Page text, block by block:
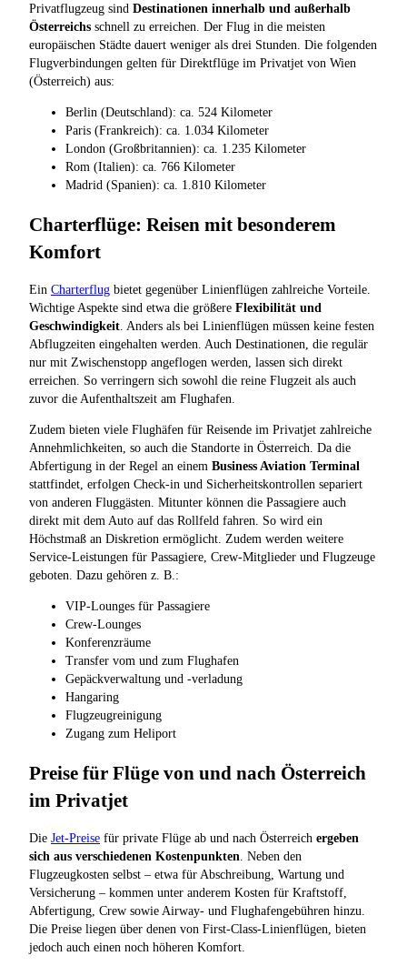
Privatflugzeug sind Destinationen innerhalb und außerhalb
Österreichs schnell zu erreichen. Der Flug in die meisten
europäischen Städte dauert weniger als drei Stunden. Die folgenden
Flugverbindungen gelten für Direktflüge im Privatjet von Wien
(Österreich) aus:
Berlin (Deutschland): ca. 524 Kilometer
Paris (Frankreich): ca. 1.034 Kilometer
London (Großbritannien): ca. 1.235 Kilometer
Rom (Italien): ca. 766 Kilometer
Madrid (Spanien): ca. 1.810 Kilometer
Charterflüge: Reisen mit besonderem
Komfort
Ein Charterflug bietet gegenüber Linienflügen zahlreiche Vorteile.
Wichtige Aspekte sind etwa die größere Flexibilität und
Geschwindigkeit. Anders als bei Linienflügen müssen keine festen
Abflugzeiten eingehalten werden. Auch Destinationen, die regulär
nur mit Zwischenstopp angeflogen werden, lassen sich direkt
erreichen. So verringern sich sowohl die reine Flugzeit als auch
zuvor die Aufenthaltszeit am Flughafen.
Zudem bieten viele Flughäfen für Reisende im Privatjet zahlreiche
Annehmlichkeiten, so auch die Standorte in Österreich. Da die
Abfertigung in der Regel an einem Business Aviation Terminal
stattfindet, erfolgen Check-in und Sicherheitskontrollen separiert
von anderen Fluggästen. Mitunter können die Passagiere auch
direkt mit dem Auto auf das Rollfeld fahren. So wird ein
Höchstmaß an Diskretion ermöglicht. Zudem werden weitere
Service-Leistungen für Passagiere, Crew-Mitglieder und Flugzeuge
geboten. Dazu gehören z. B.:
VIP-Lounges für Passagiere
Crew-Lounges
Konferenzräume
Transfer vom und zum Flughafen
Gepäckverwaltung und -verladung
Hangaring
Flugzeugreinigung
Zugang zum Heliport
Preise für Flüge von und nach Österreich
im Privatjet
Die Jet-Preise für private Flüge ab und nach Österreich ergeben
sich aus verschiedenen Kostenpunkten. Neben den
Flugzeugkosten selbst – etwa für Abschreibung, Wartung und
Versicherung – kommen unter anderem Kosten für Kraftstoff,
Abfertigung, Crew sowie Airway- und Flughafengebühren hinzu.
Die Preise liegen über denen von First-Class-Linienflügen, bieten
jedoch auch einen noch höheren Komfort.